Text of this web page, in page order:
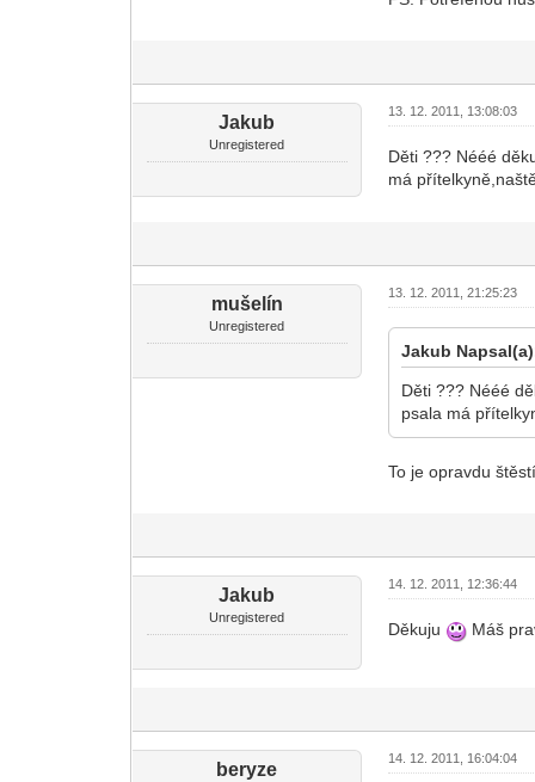
Jakub
Unregistered
13. 12. 2011, 13:08:03
Děti ??? Nééé
má
mušelín
Unregistered
13. 12. 2011, 21:25:23
Jakub
Děti ??? Nééé
psala má
To je opravdu
Jakub
Unregistered
14. 12. 2011, 12:36:44
Děkuju Máš
beryze
14. 12. 2011, 16:04:04